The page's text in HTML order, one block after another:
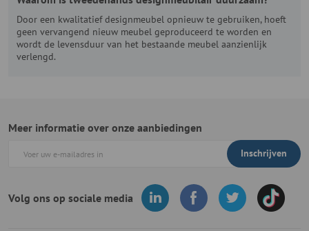
Door een kwalitatief designmeubel opnieuw te gebruiken, hoeft
geen vervangend nieuw meubel geproduceerd te worden en
wordt de levensduur van het bestaande meubel aanzienlijk
verlengd.
Meer informatie over onze aanbiedingen
Inschrijven
Volg ons op sociale media